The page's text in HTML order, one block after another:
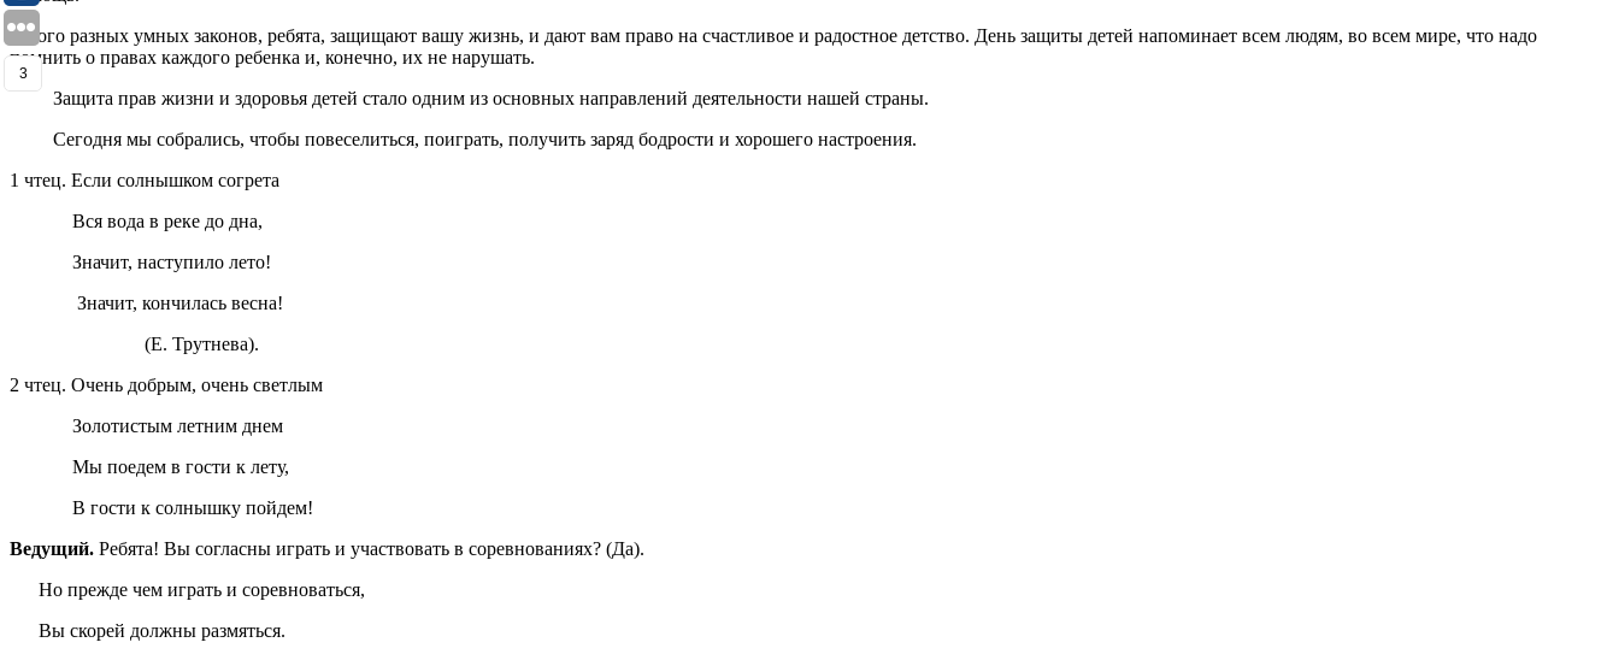
Много разных умных законов, ребята, защищают вашу жизнь, и дают вам право на счастливое и радостное детство. День защиты детей напоминает всем людям, во всем мире, что надо
помнить о правах каждого ребенка и, конечно, их не нарушать.
Защита прав жизни и здоровья детей стало одним из основных направлений деятельности нашей страны.
Сегодня мы собрались, чтобы повеселиться, поиграть, получить заряд бодрости и хорошего настроения.
1 чтец. Если солнышком согрета
Вся вода в реке до дна,
Значит, наступило лето!
Значит, кончилась весна!
(Е. Трутнева).
2 чтец. Очень добрым, очень светлым
Золотистым летним днем
Мы поедем в гости к лету,
В гости к солнышку пойдем!
Ведущий. Ребята! Вы согласны играть и участвовать в соревнованиях? (Да).
Но прежде чем играть и соревноваться,
Вы скорей должны размяться.
3